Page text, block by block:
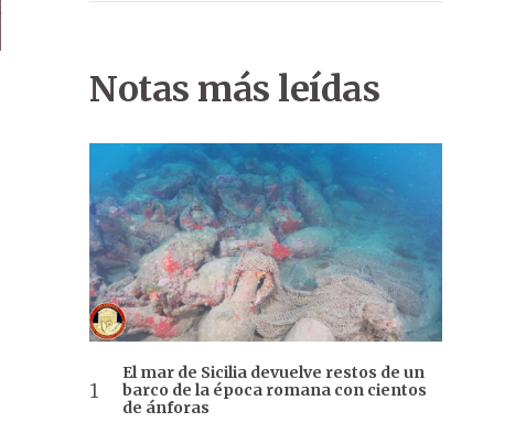
Notas más leídas
El mar de Sicilia devuelve restos de un
barco de la época romana con cientos
de ánforas